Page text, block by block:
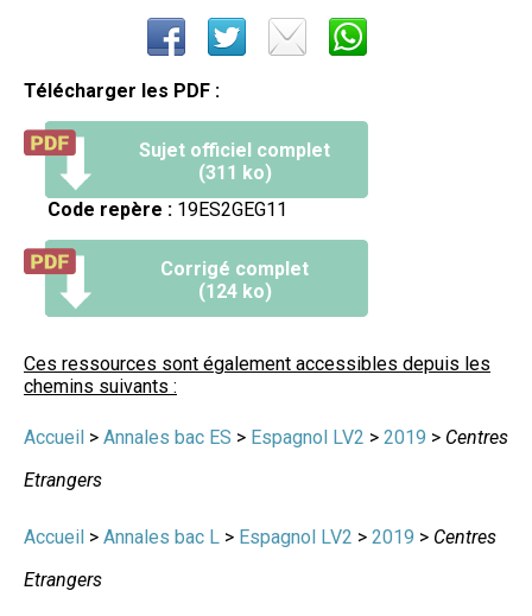
Télécharger les PDF :
Sujet officiel complet
(311 ko)
Code repère : 19ES2GEG11
Corrigé complet
(124 ko)
Ces ressources sont également accessibles depuis les
chemins suivants :
Accueil > Annales bac ES > Espagnol LV2 > 2019 > Centres
Etrangers
Accueil > Annales bac L > Espagnol LV2 > 2019 > Centres
Etrangers